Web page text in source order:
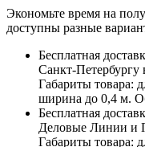
Экономьте время на
доступны разные
Бесплатная
Санкт-
Габариты товара:
ширина до 0,4 м.
Бесплатная
Деловые Линии и
Габариты товара: